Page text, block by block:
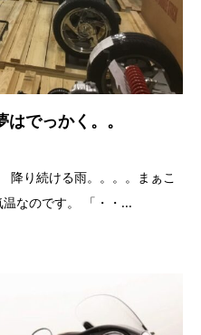
でっかく。。
降り続ける雨。。。。まぁこ
なのです。 「・・...